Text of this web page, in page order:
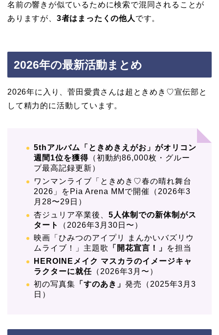
名前の響きが似ているために検索で混同されることが
ありますが、 3者はまったくの他人 です。
2026年の最新活動まとめ
2026年に入り、菅田愛貴さんは超ときめき♡宣伝部と
して精力的に活動しています。
5thアルバム「ときめきえがお」がオリコン
週間1位を獲得 （初動約86,000枚・グルー
プ最高記録更新）
ワンマンライブ「ときめき♡春の晴れ舞台
2026」をPia Arena MMで開催（2026年3
月28〜29日）
杏ジュリア卒業後、 5人体制での新体制がス
タート
（2026年3月30日〜）
映画「ひみつのアイプリ まんかいバズリウ
ムライブ！」主題歌
「開花宣言！」
を担当
HEROINEメイク マスカラのイメージキャ
ラクターに就任 （2026年3月〜）
初の写真集 「すのあき」 発売（2025年3月3
日）